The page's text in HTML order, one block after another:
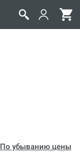
По убыванию цены